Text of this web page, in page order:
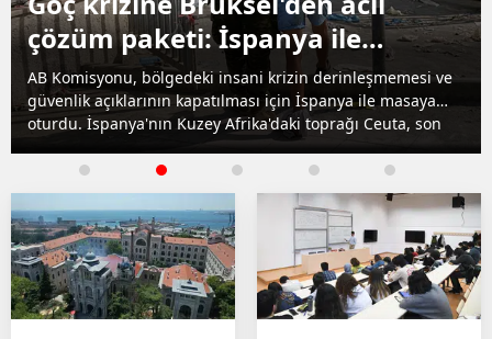
çözüm paketi: İspanya ile
masaya oturuldu
AB Komisyonu, bölgedeki insani krizin derinleşmemesi ve
güvenlik açıklarının kapatılması için İspanya ile masaya
oturdu. İspanya'nın Kuzey Afrika'daki toprağı Ceuta, son
günlerde tarihinin en yoğun göç dalgalarından biriyle
karşı karşıya kaldı.